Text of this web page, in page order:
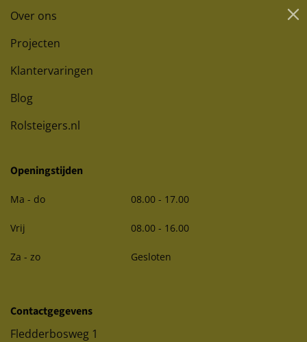
Over ons
Projecten
Klantervaringen
Blog
Rolsteigers.nl
Openingstijden
Ma - do 08.00 - 17.00
Vrij 08.00 - 16.00
Za - zo Gesloten
Contactgegevens
Fledderbosweg 1